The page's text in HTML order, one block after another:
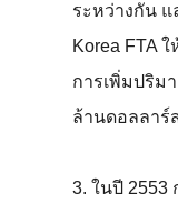
ระหว่างกัน แ
Korea FTA
การเพิ่มปริม
ล้านดอลลาร์
3. ในปี 2553